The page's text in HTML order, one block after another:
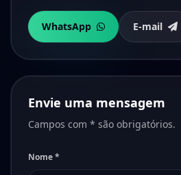
WhatsApp E-mail
Envie uma mensagem
Campos com * são obrigatórios.
Nome *